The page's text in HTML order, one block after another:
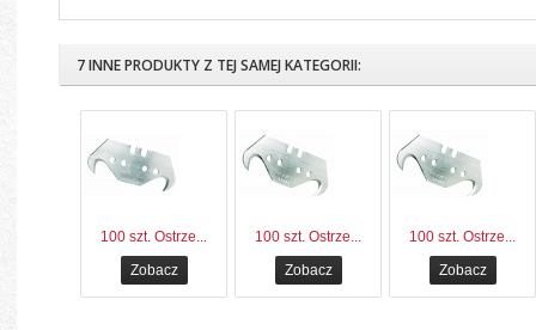
7 INNE PRODUKTY Z TEJ SAMEJ KATEGORII:
100 szt. Ostrze...
Zobacz
100 szt. Ostrze...
Zobacz
100 szt. Ostrze...
Zobacz